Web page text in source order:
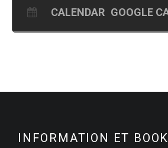
CALENDAR GOOGLE
INFORMATION ET